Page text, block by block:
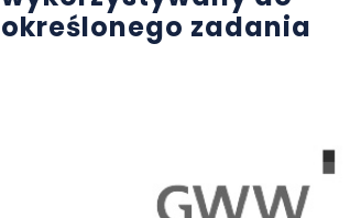
określonego zadania